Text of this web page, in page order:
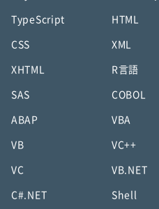
TypeScript HTML
CSS XML
XHTML R言語
SAS COBOL
ABAP VBA
VB VC++
VC VB.NET
C#.NET Shell